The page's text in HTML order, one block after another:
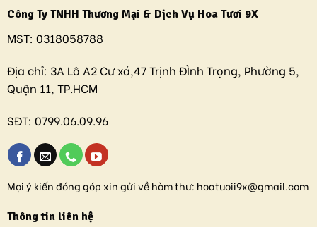
Công Ty TNHH Thương Mại & Dịch Vụ Hoa Tươi 9X
MST: 0318058788
Địa chỉ: 3A Lô A2 Cư xá,47 Trịnh ĐÌnh Trọng, Phường 5,
Quận 11, TP.HCM
SĐT: 0799.06.09.96
Mọi ý kiến đóng góp xin gửi về hòm thư: hoatuoii9x@gmail.com
Thông tin liên hệ